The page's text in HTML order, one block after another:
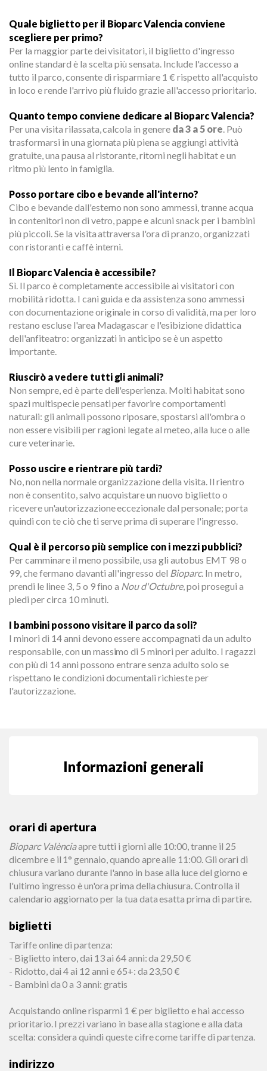
Quale biglietto per il Bioparc Valencia conviene
scegliere per primo?
Per la maggior parte dei visitatori, il biglietto d'ingresso
online standard è la scelta più sensata. Include l'accesso a
tutto il parco, consente di risparmiare 1 € rispetto all'acquisto
in loco e rende l'arrivo più fluido grazie all'accesso prioritario.
Quanto tempo conviene dedicare al Bioparc Valencia?
Per una visita rilassata, calcola in genere da 3 a 5 ore . Può
trasformarsi in una giornata più piena se aggiungi attività
gratuite, una pausa al ristorante, ritorni negli habitat e un
ritmo più lento in famiglia.
Posso portare cibo e bevande all'interno?
Cibo e bevande dall'esterno non sono ammessi, tranne acqua
in contenitori non di vetro, pappe e alcuni snack per i bambini
più piccoli. Se la visita attraversa l'ora di pranzo, organizzati
con ristoranti e caffè interni.
Il Bioparc Valencia è accessibile?
Sì. Il parco è completamente accessibile ai visitatori con
mobilità ridotta. I cani guida e da assistenza sono ammessi
con documentazione originale in corso di validità, ma per loro
restano escluse l'area Madagascar e l'esibizione didattica
dell'anfiteatro: organizzati in anticipo se è un aspetto
importante.
Riuscirò a vedere tutti gli animali?
Non sempre, ed è parte dell'esperienza. Molti habitat sono
spazi multispecie pensati per favorire comportamenti
naturali: gli animali possono riposare, spostarsi all'ombra o
non essere visibili per ragioni legate al meteo, alla luce o alle
cure veterinarie.
Posso uscire e rientrare più tardi?
No, non nella normale organizzazione della visita. Il rientro
non è consentito, salvo acquistare un nuovo biglietto o
ricevere un'autorizzazione eccezionale dal personale; porta
quindi con te ciò che ti serve prima di superare l'ingresso.
Qual è il percorso più semplice con i mezzi pubblici?
Per camminare il meno possibile, usa gli autobus EMT 98 o
99, che fermano davanti all'ingresso del Bioparc. In metro,
prendi le linee 3, 5 o 9 fino a Nou d'Octubre, poi prosegui a
piedi per circa 10 minuti.
I bambini possono visitare il parco da soli?
I minori di 14 anni devono essere accompagnati da un adulto
responsabile, con un massimo di 5 minori per adulto. I ragazzi
con più di 14 anni possono entrare senza adulto solo se
rispettano le condizioni documentali richieste per
l'autorizzazione.
Informazioni generali
orari di apertura
Bioparc Valènciaapre tutti i giorni alle 10:00, tranne il 25
dicembre e il 1° gennaio, quando apre alle 11:00. Gli orari di
chiusura variano durante l'anno in base alla luce del giorno e
l'ultimo ingresso è un'ora prima della chiusura. Controlla il
calendario aggiornato per la tua data esatta prima di partire.
biglietti
Tariffe online di partenza:
- Biglietto intero, dai 13 ai 64 anni: da 29,50 €
- Ridotto, dai 4 ai 12 anni e 65+: da 23,50 €
- Bambini da 0 a 3 anni: gratis
Acquistando online risparmi 1 € per biglietto e hai accesso
prioritario. I prezzi variano in base alla stagione e alla data
scelta: considera quindi queste cifre come tariffe di partenza.
indirizzo